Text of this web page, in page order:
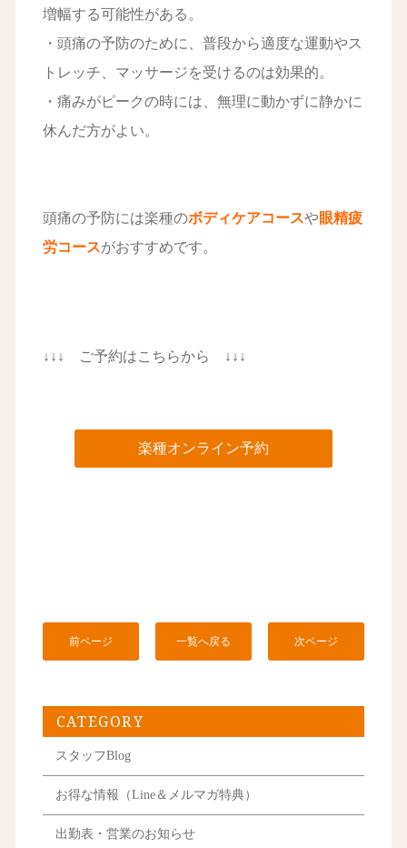
増幅する可能性がある。
・頭痛の予防のために、普段から適度な運動やス
トレッチ、マッサージを受けるのは効果的。
・痛みがピークの時には、無理に動かずに静かに
休んだ方がよい。
頭痛の予防には楽種のボディケアコースや眼精疲
労コースがおすすめです。
↓↓↓ ご予約はこちらから ↓↓↓
楽種オンライン予約
前ページ 一覧へ戻る 次ページ
CATEGORY
スタッフBlog
お得な情報（Line＆メルマガ特典）
出勤表・営業のお知らせ